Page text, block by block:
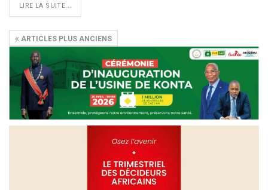
LIRE LA SUITE...
ARTICLES PLUS ANCIENS